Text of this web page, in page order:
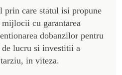
care statul isi propune
cu garantarea
dobanzilor pentru
lucru si investitii a
in viteza.